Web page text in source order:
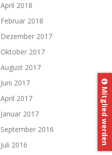
April 2018
Februar 2018
Dezember 2017
Oktober 2017
August 2017
Juni 2017
April 2017
Januar 2017
September 2016
Juli 2016
Mitglied werden